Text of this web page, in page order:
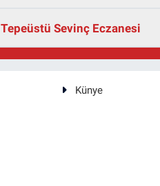
Tepeüstü Sevinç Eczanesi
Künye